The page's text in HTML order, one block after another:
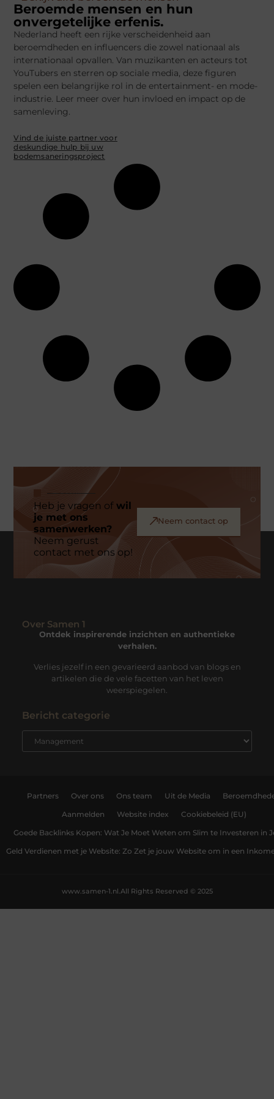
Beroemde mensen en hun
onvergetelijke erfenis.
Nederland heeft een rijke verscheidenheid aan
beroemdheden en influencers die zowel nationaal als
internationaal opvallen. Van muzikanten en acteurs tot
YouTubers en sterren op sociale media, deze figuren
spelen een belangrijke rol in de entertainment- en mode-
industrie. Leer meer over hun invloed en impact op de
samenleving.
Vind de juiste partner voor
deskundige hulp bij uw
bodemsaneringsproject
Heb je vragen ofwil
je met ons
samenwerken?
Neem gerust
contact met ons op!
Neem contact op
Over Samen 1
Ontdek inspirerende inzichten en authentieke
verhalen.
Verlies jezelf in een gevarieerd aanbod van blogs en
artikelen die de vele facetten van het leven
weerspiegelen.
Bericht categorie
Partners Over ons Ons team Uit de Media
Aanmelden Website index Cookiebeleid (EU)
Goede Backlinks Kopen: Wat Je Moet Weten om Slim te Investeren in
Geld Verdienen met je Website: Zo Zet je jouw Website om in een
All Rights Reserved © 2025
www.samen-1.nl.